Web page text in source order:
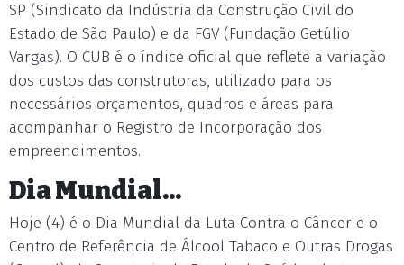
SP (Sindicato da Indústria da Construção Civil do
Estado de São Paulo) e da FGV (Fundação Getúlio
Vargas). O CUB é o índice oficial que reflete a variação
dos custos das construtoras, utilizado para os
necessários orçamentos, quadros e áreas para
acompanhar o Registro de Incorporação dos
empreendimentos.
Dia Mundial...
Hoje (4) é o Dia Mundial da Luta Contra o Câncer e o
Centro de Referência de Álcool Tabaco e Outras Drogas